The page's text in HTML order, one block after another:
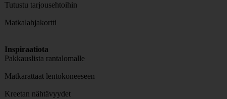
Tutustu tarjousehtoihin
Matkalahjakortti
Inspiraatiota
Pakkauslista rantalomalle
Matkarattaat lentokoneeseen
Kreetan nähtävyydet